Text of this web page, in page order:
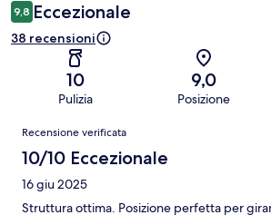
9,8 Eccezionale
38 recensioni
10
Pulizia
9,0
Posizione
Recensioni
Recensione verificata
10/10 Eccezionale
16 giu 2025
Struttura ottima. Posizione perfetta per